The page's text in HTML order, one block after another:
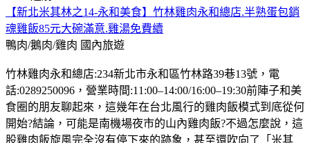
【新北米其林之14-永和美食】竹林雞肉永和總店.半熟蛋包銷
魂雞飯85元大碗滿意.雞湯免費續
鴨肉/鵝肉/雞肉 國內旅遊
竹林雞肉永和總店:234新北市永和區竹林路39巷13號，電
話:0289250096，營業時間:11:00–14:00/16:00–19:30前陣子和美
食圈的朋友聊起來，這幾年在台北風行的雞肉飯模式到底從何
開始?結論，可能是南機場夜市的山內雞肉飯?不過怎麼說，這
股雞肉飯旋風完全沒有停下來的跡象，甚至還吹向了「米其